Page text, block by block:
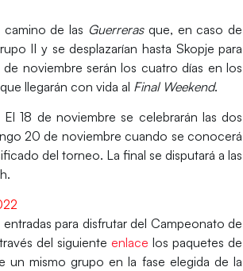
de las Guerrerasque, en caso de
II y se desplazarían hasta Skopje para
de noviembre serán los cuatro días en los
llegarán con vida al Final Weekend.
18 de noviembre se celebrarán las dos
20 de noviembre cuando se conocerá
del torneo. La final se disputará a las
para disfrutar del Campeonato de
del siguienteenlace los paquetes de
mismo grupo en la fase elegida de la